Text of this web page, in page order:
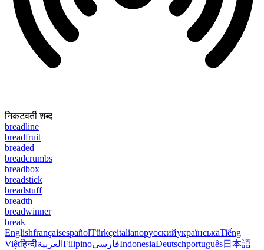
निकटवर्ती शब्द
breadline
breadfruit
breaded
breadcrumbs
breadbox
breadstick
breadstuff
breadth
breadwinner
break
EnglishfrançaisespañolTürkçeitalianoрусскийукраїнськаTiếng
Việtहिन्दीالعربية FilipinoفارسیIndonesiaDeutschportuguês日本語